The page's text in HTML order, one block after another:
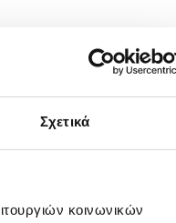
Σχετικά
κοινωνικών